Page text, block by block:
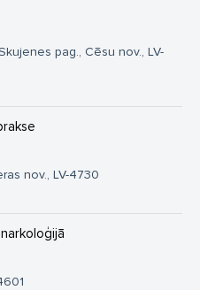
pag., Cēsu nov., LV-
nov., LV-4730